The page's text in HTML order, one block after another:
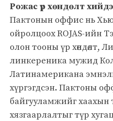
Рожас үр хөндөлт
Пактонын оффис нь
ойролцоох ROJAS-ийн
олон тооны үр хөндөлт,
линкереника мужид
Латинамерикана
хүргэгдсэн. Пактоны
байгууламжийг хаахын
хязгаарлалтыг түр